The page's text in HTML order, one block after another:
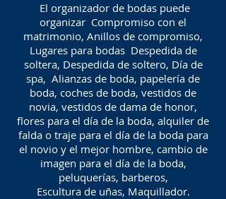
El organizador de bodas puede
organizar Compromiso con el
matrimonio, Anillos de compromiso,
Lugares para bodas Despedida de
soltera, Despedida de soltero, Día de
spa, Alianzas de boda, papelería de
boda, coches de boda, vestidos de
novia, vestidos de dama de honor,
flores para el día de la boda, alquiler de
falda o traje para el día de la boda para
el novio y el mejor hombre, cambio de
imagen para el día de la boda,
peluquerías, barberos,
Escultura de uñas, Maquillador.